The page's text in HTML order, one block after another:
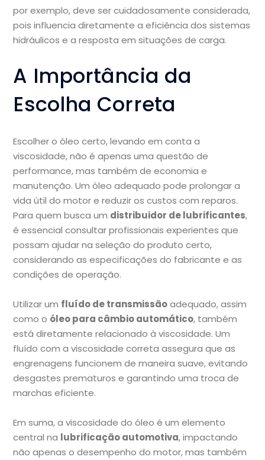
por exemplo, deve ser cuidadosamente considerada,
pois influencia diretamente a eficiência dos sistemas
hidráulicos e a resposta em situações de carga.
A Importância da
Escolha Correta
Escolher o óleo certo, levando em conta a
viscosidade, não é apenas uma questão de
performance, mas também de economia e
manutenção. Um óleo adequado pode prolongar a
vida útil do motor e reduzir os custos com reparos.
Para quem busca um distribuidor de lubrificantes,
é essencial consultar profissionais experientes que
possam ajudar na seleção do produto certo,
considerando as especificações do fabricante e as
condições de operação.
Utilizar um fluído de transmissãoadequado, assim
como o óleo para câmbio automático, também
está diretamente relacionado à viscosidade. Um
fluído com a viscosidade correta assegura que as
engrenagens funcionem de maneira suave, evitando
desgastes prematuros e garantindo uma troca de
marchas eficiente.
Em suma, a viscosidade do óleo é um elemento
central na lubrificação automotiva, impactando
não apenas o desempenho do motor, mas também